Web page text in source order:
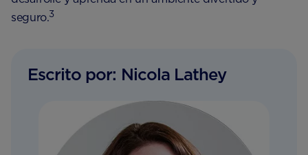
seguro.3
Escrito por: Nicola Lathey